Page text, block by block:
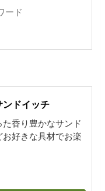
ード
ンドイッチ
香り豊かなサンド
好きな具材でお楽